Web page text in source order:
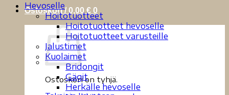
Ostoskori / 0,00 € 0
Ostoskori on tyhjä.
Hevoselle
Hoitotuotteet
Hoitotuotteet hevoselle
Hoitotuotteet varusteille
Jalustimet
Kuolaimet
Bridongit
Gägit
Herkälle hevoselle